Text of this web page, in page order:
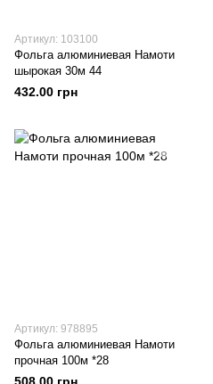
Артикул: 103100
Фольга алюминиевая Намоти
шырокая 30м 44
432.00 грн
Артикул: 978895
Фольга алюминиевая Намоти
прочная 100м *28